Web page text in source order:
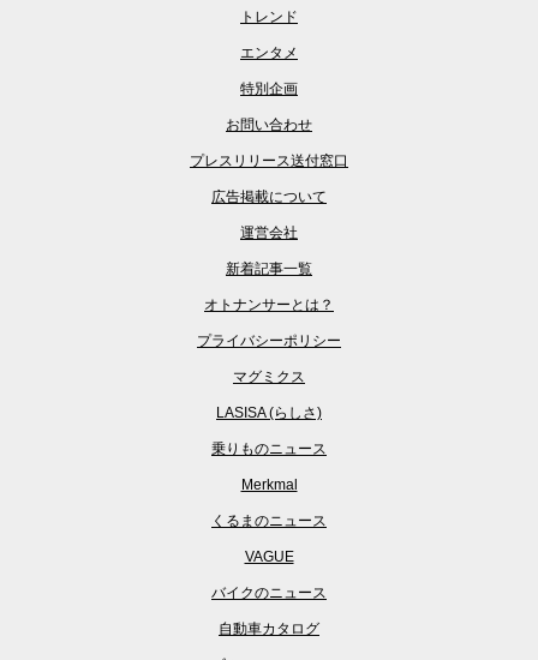
トレンド
エンタメ
特別企画
お問い合わせ
プレスリリース送付窓口
広告掲載について
運営会社
新着記事一覧
オトナンサーとは？
プライバシーポリシー
マグミクス
LASISA (らしさ)
乗りものニュース
Merkmal
くるまのニュース
VAGUE
バイクのニュース
自動車カタログ